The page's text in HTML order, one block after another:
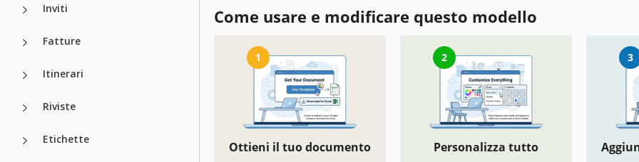
Inviti
Fatture
Itinerari
Riviste
Etichette
Come usare e modificare questo modello
1
Ottieni il tuo documento
2
Personalizza tutto
3